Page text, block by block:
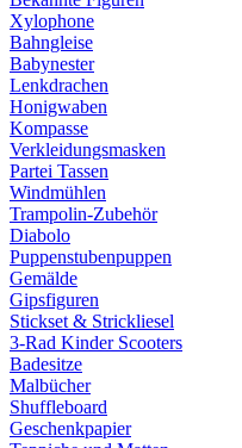
Xylophone
Bahngleise
Babynester
Lenkdrachen
Honigwaben
Kompasse
Verkleidungsmasken
Partei Tassen
Windmühlen
Trampolin-Zubehör
Diabolo
Puppenstubenpuppen
Gemälde
Gipsfiguren
Stickset & Strickliesel
3-Rad Kinder Scooters
Badesitze
Malbücher
Shuffleboard
Geschenkpapier